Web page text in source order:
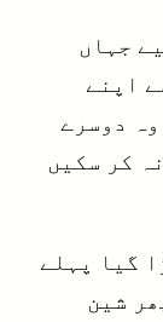
جہاں
اپنے
دوسرے
کر سکیں
گیا پہلے
شین